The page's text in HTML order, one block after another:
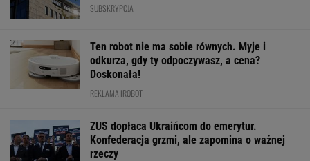
SUBSKRYPCJA
Ten robot nie ma sobie równych. Myje i
odkurza, gdy ty odpoczywasz, a cena?
Doskonała!
REKLAMA IROBOT
ZUS dopłaca Ukraińcom do emerytur.
Konfederacja grzmi, ale zapomina o ważnej
rzeczy